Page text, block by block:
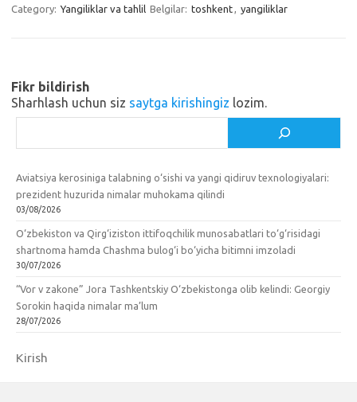
s
i
k
b
k
r
Category: Yangiliklar va tahlil Belgilar: toshkent yangiliklar
Fikr bildirish
Sharhlash uchun siz saytga kirishingiz lozim.
Aviatsiya kerosiniga talabning o‘sishi va yangi qidiruv texnologiyalari:
prezident huzurida nimalar muhokama qilindi
03/08/2026
O‘zbekiston va Qirg‘iziston ittifoqchilik munosabatlari to‘g‘risidagi
shartnoma hamda Chashma bulog‘i bo‘yicha bitimni imzoladi
30/07/2026
“Vor v zakone” Jora Tashkentskiy O‘zbekistonga olib kelindi: Georgiy
Sorokin haqida nimalar ma’lum
28/07/2026
Kirish